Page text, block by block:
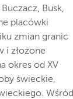
Busk,
placówki
zmian granic
i złożone
okres od XV
świeckie,
Wśród